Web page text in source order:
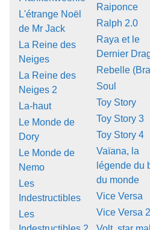
L'étrange Noël
de Mr Jack
La Reine des
Neiges
La Reine des
Neiges 2
La-haut
Le Monde de
Dory
Le Monde de
Nemo
Les
Indestructibles
Les
Raiponce
Ralph 2.0
Raya et le
Dernier
Rebelle
Soul
Toy Story
Toy Story 3
Toy Story 4
Vaïana, la
légende du
du monde
Vice Versa
Vice Versa 2